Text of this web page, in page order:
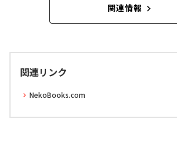
関連情報
関連リンク
NekoBooks.com